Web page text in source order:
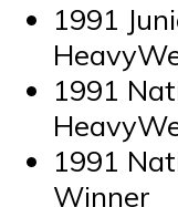
1991
1991
1991
Winner